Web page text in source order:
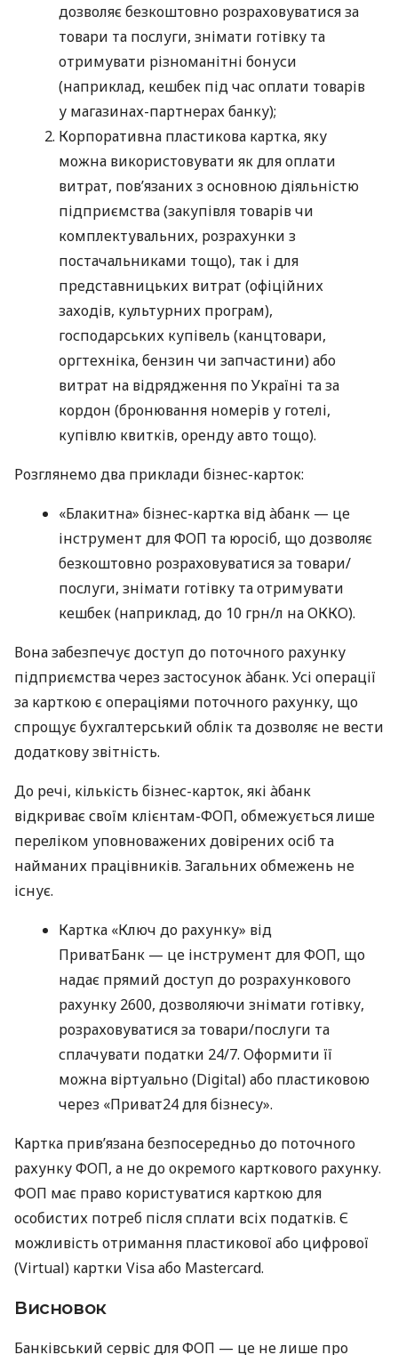
дозволяє безкоштовно розраховуватися за
товари та послуги, знімати готівку та
отримувати різноманітні бонуси
(наприклад, кешбек під час оплати товарів
у магазинах-партнерах банку);
Корпоративна пластикова картка, яку
можна використовувати як для оплати
витрат, пов’язаних з основною діяльністю
підприємства (закупівля товарів чи
комплектувальних, розрахунки з
постачальниками тощо), так і для
представницьких витрат (офіційних
заходів, культурних програм),
господарських купівель (канцтовари,
оргтехніка, бензин чи запчастини) або
витрат на відрядження по Україні та за
кордон (бронювання номерів у готелі,
купівлю квитків, оренду авто тощо).
Розглянемо два приклади бізнес-карток:
«Блакитна» бізнес-картка від àбанк — це
інструмент для ФОП та юросіб, що дозволяє
безкоштовно розраховуватися за товари/
послуги, знімати готівку та отримувати
кешбек (наприклад, до 10 грн/л на ОККО).
Вона забезпечує доступ до поточного рахунку
підприємства через застосунок àбанк. Усі операції
за карткою є операціями поточного рахунку, що
спрощує бухгалтерський облік та дозволяє не вести
додаткову звітність.
До речі, кількість бізнес-карток, які àбанк
відкриває своїм клієнтам-ФОП, обмежується лише
переліком уповноважених довірених осіб та
найманих працівників. Загальних обмежень не
існує.
Картка «Ключ до рахунку» від
ПриватБанк — це інструмент для ФОП, що
надає прямий доступ до розрахункового
рахунку 2600, дозволяючи знімати готівку,
розраховуватися за товари/послуги та
сплачувати податки 24/7. Оформити її
можна віртуально (Digital) або пластиковою
через «Приват24 для бізнесу».
Картка прив’язана безпосередньо до поточного
рахунку ФОП, а не до окремого карткового рахунку.
ФОП має право користуватися карткою для
особистих потреб після сплати всіх податків. Є
можливість отримання пластикової або цифрової
(Virtual) картки Visa або Mastercard.
Висновок
Банківський сервіс для ФОП — це не лише про